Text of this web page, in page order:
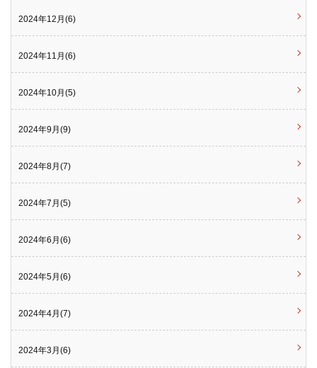
2024年12月(6)
2024年11月(6)
2024年10月(5)
2024年9月(9)
2024年8月(7)
2024年7月(5)
2024年6月(6)
2024年5月(6)
2024年4月(7)
2024年3月(6)